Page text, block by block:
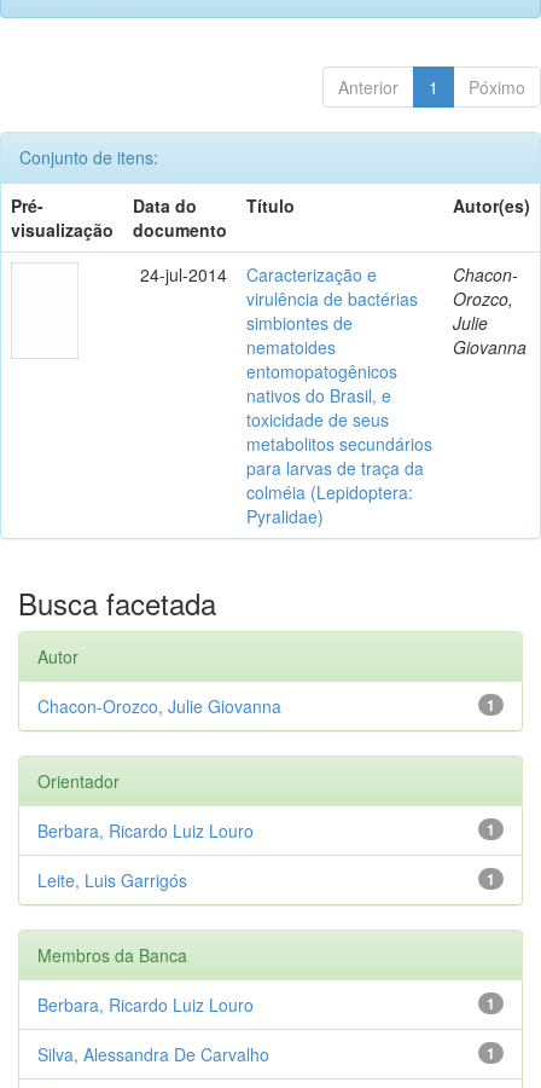
Anterior 1 Póximo
Conjunto de itens:
Pré-
visualização
Data do
documento
Título Autor(es)
24-jul-2014
Caracterização e
virulência de bactérias
simbiontes de
nematoides
entomopatogênicos
nativos do Brasil, e
toxicidade de seus
metabolitos secundários
para larvas de traça da
colméia (Lepidoptera:
Pyralidae)
Chacon-
Orozco,
Julie
Giovanna
Busca facetada
Autor
1
Chacon-Orozco, Julie Giovanna
Orientador
1
Berbara, Ricardo Luiz Louro
1
Leite, Luis Garrigós
Membros da Banca
1
Berbara, Ricardo Luiz Louro
1
Silva, Alessandra De Carvalho